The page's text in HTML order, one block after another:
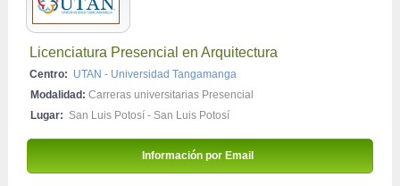
Licenciatura Presencial en Arquitectura
Centro: UTAN - Universidad Tangamanga
Modalidad: Carreras universitarias Presencial
Lugar: San Luis Potosí - San Luis Potosí
Información por Email